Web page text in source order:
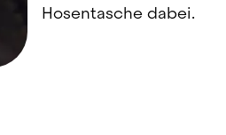
Hosentasche dabei.